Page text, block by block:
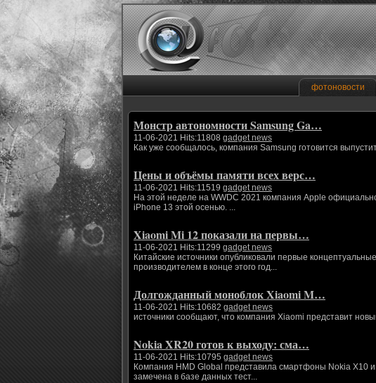
фотоновости
Монстр автономности Samsung Ga…
11-06-2021 Hits:11808 gadget news
Как уже сообщалось, компания Samsung готовится
Цены и объёмы памяти всех верс…
11-06-2021 Hits:11519 gadget news
На этой неделе на WWDC 2021 компания Apple
iPhone 13 этой осенью. ...
Xiaomi Mi 12 показали на первы…
11-06-2021 Hits:11299 gadget news
Китайские источники опубликовали первые
производителем в конце этого год...
Долгожданный моноблок Xiaomi M…
11-06-2021 Hits:10682 gadget news
источники сообщают, что компания Xiaomi представит
Nokia XR20 готов к выходу: сма…
11-06-2021 Hits:10795 gadget news
Компания HMD Global представила смартфоны Nokia X10
замечена в базе данных тест...